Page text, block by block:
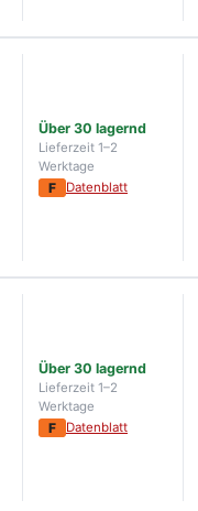
Über 30 lagernd
Lieferzeit 1–2
Werktage
F Datenblatt
Über 30 lagernd
Lieferzeit 1–2
Werktage
F Datenblatt